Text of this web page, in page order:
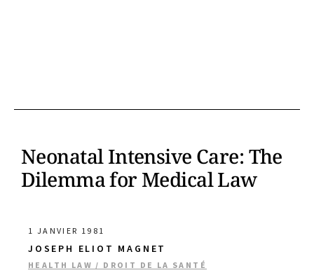
Neonatal Intensive Care: The
Dilemma for Medical Law
1 JANVIER 1981
JOSEPH ELIOT MAGNET
HEALTH LAW / DROIT DE LA SANTÉ